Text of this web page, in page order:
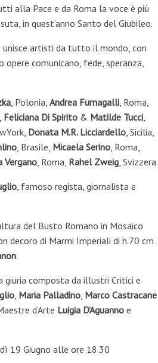
alla Pace e da Roma la voce è più
in quest’anno Santo del Giubileo.
unisce artisti da tutto il mondo, con
comunicano, fede, speranza,
, Polonia, Andrea Fumagalli, Roma,
Feliciana Di Spirito & Matilde Tucci,
Donata M.R. Licciardello, Sicilia,
, Brasile, Micaela Serino, Roma,
Vergano, Roma, Rahel Zweig, Svizzera.
, famoso regista, giornalista e
del Busto Romano in Mosaico
decoro di Marmi Imperiali di h.70 cm
.
giuria composta da illustri Critici e
, Maria Palladino, Marco Castracane
d’Arte Luigia D’Aguanno e
19 Giugno alle ore 18.30